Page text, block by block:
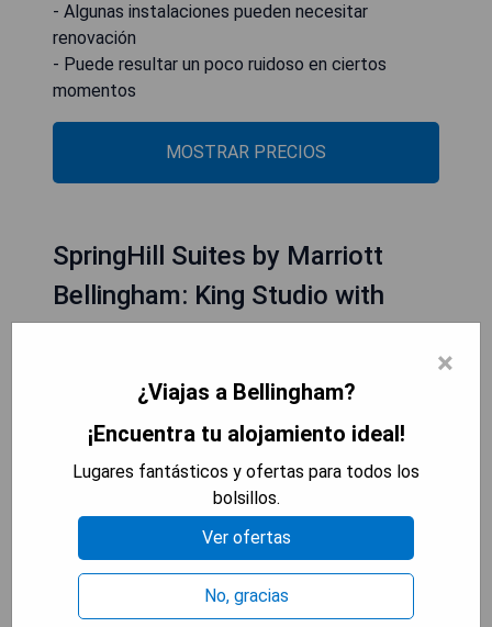
- Algunas instalaciones pueden necesitar
renovación
- Puede resultar un poco ruidoso en ciertos
momentos
MOSTRAR PRECIOS
SpringHill Suites by Marriott
Bellingham: King Studio with
×
¿Viajas a Bellingham?
¡Encuentra tu alojamiento ideal!
Lugares fantásticos y ofertas para todos los
bolsillos.
Ver ofertas
No, gracias